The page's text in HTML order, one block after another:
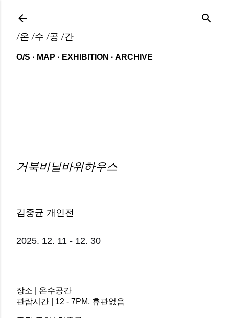
/온 /수 /공 /간
O/S MAP EXHIBITION ARCHIVE
거북비닐바위하우스
김중균 개인전
2025. 12. 11 - 12. 30
장소 | 온수공간
관람시간 | 12 - 7PM, 휴관없음